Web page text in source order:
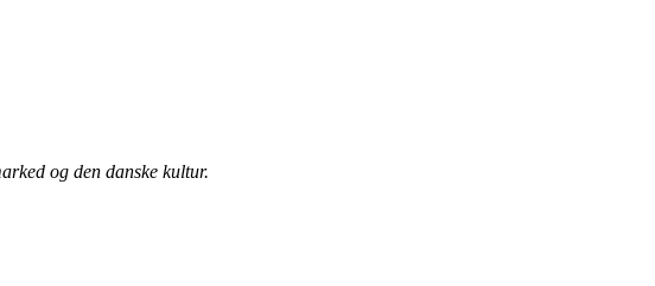
og den danske kultur.